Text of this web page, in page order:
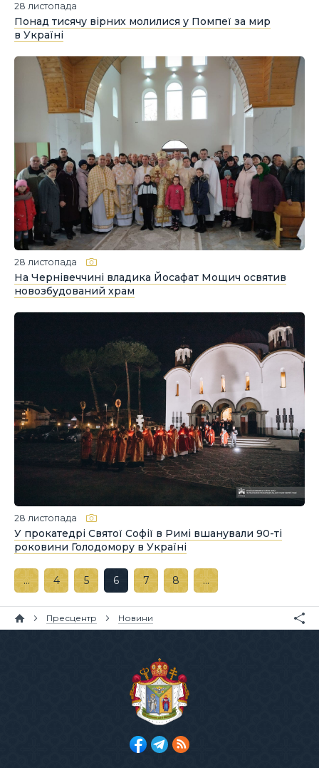
28 листопада
Понад тисячу вірних молилися у Помпеї за мир
в Україні
28 листопада
На Чернівеччині владика Йосафат Мощич освятив
новозбудований храм
28 листопада
У прокатедрі Святої Софії в Римі вшанували 90-ті
роковини Голодомору в Україні
… 4 5 6 7 8 …
Пресцентр Новини